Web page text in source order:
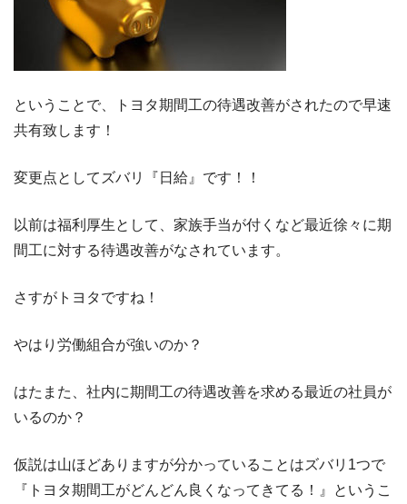
ということで、トヨタ期間工の待遇改善がされたので早速
共有致します！
変更点としてズバリ『日給』です！！
以前は福利厚生として、家族手当が付くなど最近徐々に期
間工に対する待遇改善がなされています。
さすがトヨタですね！
やはり労働組合が強いのか？
はたまた、社内に期間工の待遇改善を求める最近の社員が
いるのか？
仮説は山ほどありますが分かっていることはズバリ1つで
『トヨタ期間工がどんどん良くなってきてる！』というこ